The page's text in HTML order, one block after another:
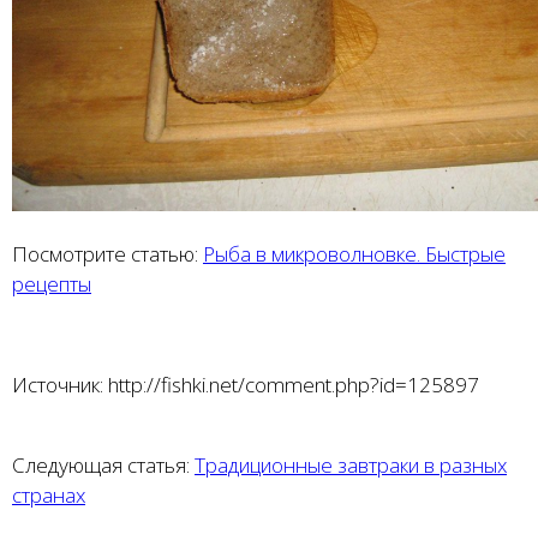
Посмотрите статью: Рыба в микроволновке. Быстрые
рецепты
Источник: http://fishki.net/comment.php?id=125897
Следующая статья: Традиционные завтраки в разных
странах